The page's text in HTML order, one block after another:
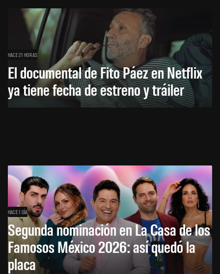
HACE 21 HORAS
El documental de Fito Páez en Netflix
ya tiene fecha de estreno y tráiler
HACE 1 DÍA
Segunda nominación en La Casa de los
Famosos México 2026: así quedó la
placa